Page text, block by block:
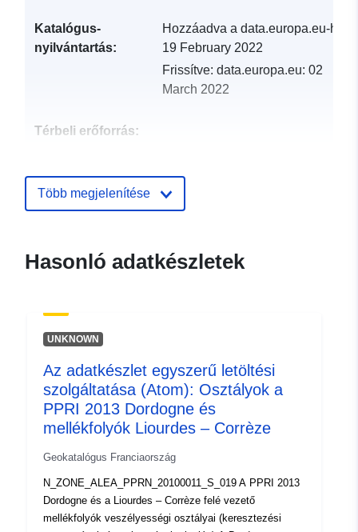
Katalógus-
nyilvántartás:
Hozzáadva a data.europa.eu-hoz:
19 February 2022
Frissítve: data.europa.eu: 02
March 2022
Térbeli erőforrás:
mediterranee.i2/service/fr-
120066022-wxs-42a42a02-
Erőforrás:
http://inspire.ec.europa.eu/
codelist/ResourceType/services
Több megjelenítése
Hasonló adatkészletek
UNKNOWN
Az adatkészlet egyszerű letöltési
szolgáltatása (Atom): Osztályok a
PPRI 2013 Dordogne és
mellékfolyók Liourdes – Corrèze
Geokatalógus Franciaország
N_ZONE_ALEA_PPRN_20100011_S_019 A PPRI 2013
Dordogne és a Liourdes – Corrèze felé vezető
mellékfolyók veszélyességi osztályai (keresztezési